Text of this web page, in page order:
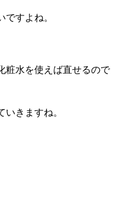
すよね。
粧水を使えば直せるので
きますね。